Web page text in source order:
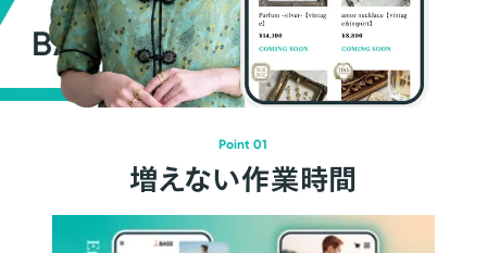
BASEが強い3つの理由
Point 01
増えない作業時間